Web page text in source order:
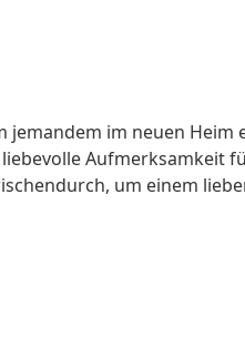
jemandem im neuen Heim
Aufmerksamkeit
um einem